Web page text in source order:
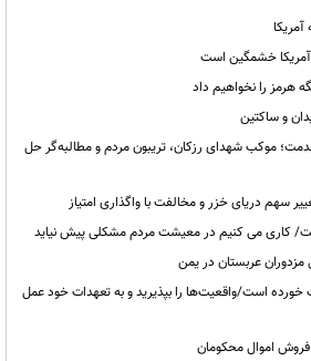
آمریکا خشمگین است
هرمز را نخواهیم داد
و ساکتین
موکب شهدای رزکان، تریبون مردم و مطالبه‌گر حل
سهم دریای خزر و مخالفت با واگذاری امتیاز
گرفت/ کاری می کنیم در معیشت مردم مشکلی پیش نیاید
مزدوران عربستان در یمن
است/واقعیت‌ها را بپذیرید و به تعهدات خود عمل
فروش اموال محکومان